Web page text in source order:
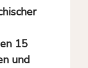
15
und